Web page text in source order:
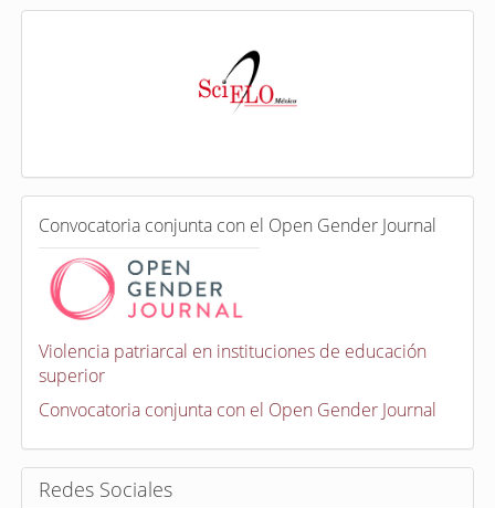
a
e
n
C
o
o
a
t
o
r
a
s
Convocatoria conjunta con el Open Gender Journal
Violencia patriarcal en instituciones de educación
superior
Convocatoria conjunta con el Open Gender Journal
Redes Sociales